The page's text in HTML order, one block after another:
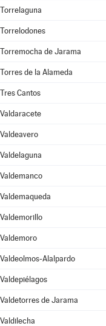
Torrelaguna
Torrelodones
Torremocha de Jarama
Torres de la Alameda
Tres Cantos
Valdaracete
Valdeavero
Valdelaguna
Valdemanco
Valdemaqueda
Valdemorillo
Valdemoro
Valdeolmos-Alalpardo
Valdepiélagos
Valdetorres de Jarama
Valdilecha